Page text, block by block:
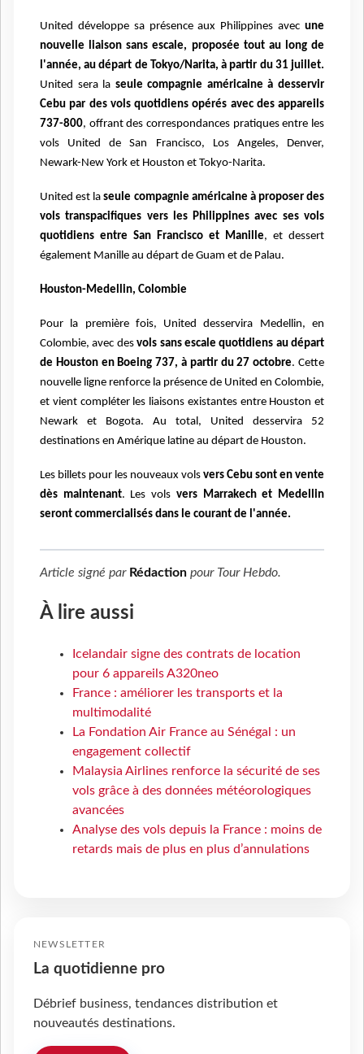
United développe sa présence aux Philippines avec une
nouvelle liaison sans escale, proposée tout au long de
l'année, au départ de Tokyo/Narita, à partir du 31 juillet.
United sera la seule compagnie américaine à desservir
Cebu par des vols quotidiens opérés avec des appareils
737-800, offrant des correspondances pratiques entre les
vols United de San Francisco, Los Angeles, Denver,
Newark-New York et Houston et Tokyo-Narita.
United est laseule compagnie américaine à proposer des
vols transpacifiques vers les Philippines avec ses vols
quotidiens entre San Francisco et Manille, et dessert
également Manille au départ de Guam et de Palau.
Houston-Medellin, Colombie
Pour la première fois, United desservira Medellin, en
Colombie, avec desvols sans escale quotidiens au départ
de Houston en Boeing 737, à partir du 27 octobre. Cette
nouvelle ligne renforce la présence de United en Colombie,
et vient compléter les liaisons existantes entre Houston et
Newark et Bogota. Au total, United desservira 52
destinations en Amérique latine au départ de Houston.
Les billets pour les nouveaux vols vers Cebu sont en vente
dès maintenant. Les vols vers Marrakech et Medellin
seront commercialisés dans le courant de l'année.
Article signé par Rédaction pour Tour Hebdo.
À lire aussi
Icelandair signe des contrats de location
pour 6 appareils A320neo
France : améliorer les transports et la
multimodalité
La Fondation Air France au Sénégal : un
engagement collectif
Malaysia Airlines renforce la sécurité de ses
vols grâce à des données météorologiques
avancées
Analyse des vols depuis la France : moins de
retards mais de plus en plus d’annulations
NEWSLETTER
La quotidienne pro
Débrief business, tendances distribution et
nouveautés destinations.